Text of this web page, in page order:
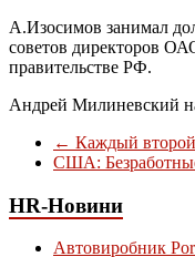
А.Изосимов занимал
советов директоров
правительстве РФ.
Андрей Милиневский
← Каждый второй
США:
HR-Новини
Автовиробник